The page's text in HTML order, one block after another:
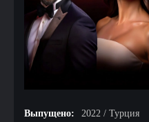
Выпущено:
2022 / Турция